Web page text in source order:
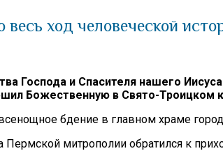
ход человеческой
Господа и Спасителя нашего
Божественную в Свято-Троицком
бдение в главном храме
Пермской митрополии обратился к